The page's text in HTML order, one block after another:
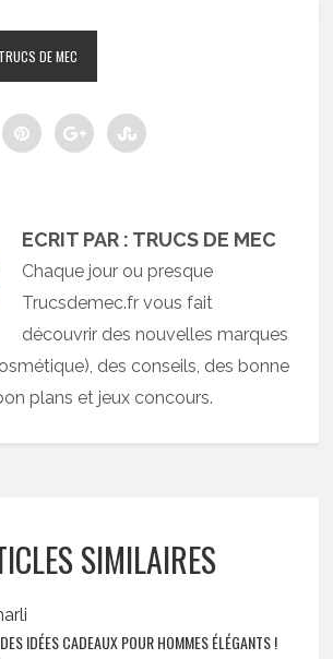
DE MEC
ECRIT PAR : TRUCS DE MEC
Chaque jour ou presque
Trucsdemec.fr vous fait
découvrir des nouvelles marques
des conseils, des bonne
plans et jeux concours.
SIMILAIRES
IDÉES CADEAUX POUR HOMMES ÉLÉGANTS !